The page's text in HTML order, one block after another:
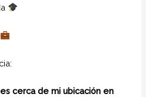
cerca de mi ubicación en